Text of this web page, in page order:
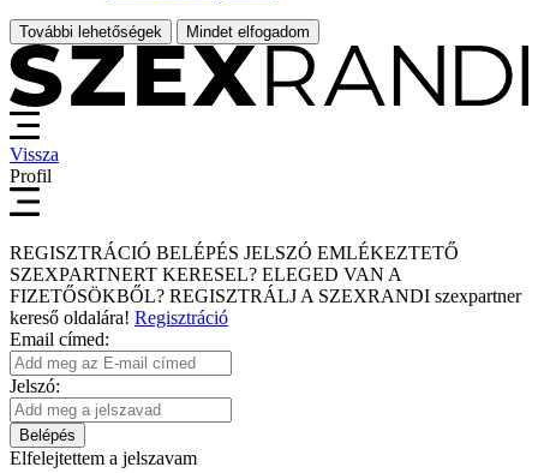
További lehetőségek Mindet elfogadom
Vissza
Profil
REGISZTRÁCIÓ BELÉPÉS JELSZÓ EMLÉKEZTETŐ
SZEXPARTNERT KERESEL? ELEGED VAN A
FIZETŐSÖKBŐL? REGISZTRÁLJ A SZEXRANDI szexpartner
kereső oldalára! Regisztráció
Email címed:
Jelszó:
Belépés
Elfelejtettem a jelszavam